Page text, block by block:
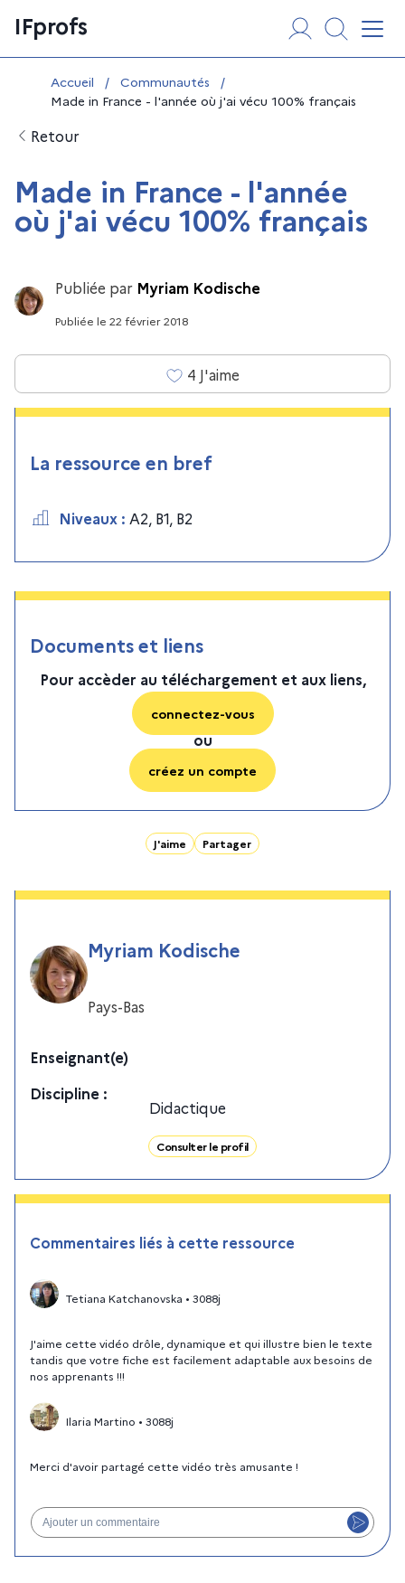
au
contenu
IFprofs
Vous êtes ici :
Accueil / Communautés
/
Made in France - l'année où j'ai vécu 100% français
Retour
Made in France - l'année
où j'ai vécu 100% français
Publiée par Myriam Kodische
Publiée le 22 février 2018
4 J'aime
La ressource en bref
Niveaux : A2, B1, B2
Documents et liens
Pour accèder au téléchargement et aux liens,
connectez-vous
ou
créez un compte
J'aime Partager
Myriam Kodische
Pays-Bas
Enseignant(e)
Discipline :
Didactique
Consulter le profil
Commentaires liés à cette ressource
Tetiana Katchanovska • 3088j
J'aime cette vidéo drôle, dynamique et qui illustre bien le texte
tandis que votre fiche est facilement adaptable aux besoins de
nos apprenants !!!
Ilaria Martino • 3088j
Merci d'avoir partagé cette vidéo très amusante !
Ajouter un commentaire